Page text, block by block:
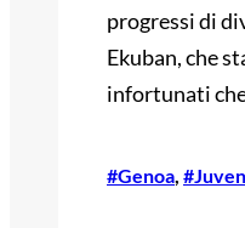
progressi di
Ekuban, che
infortunati
#Genoa,